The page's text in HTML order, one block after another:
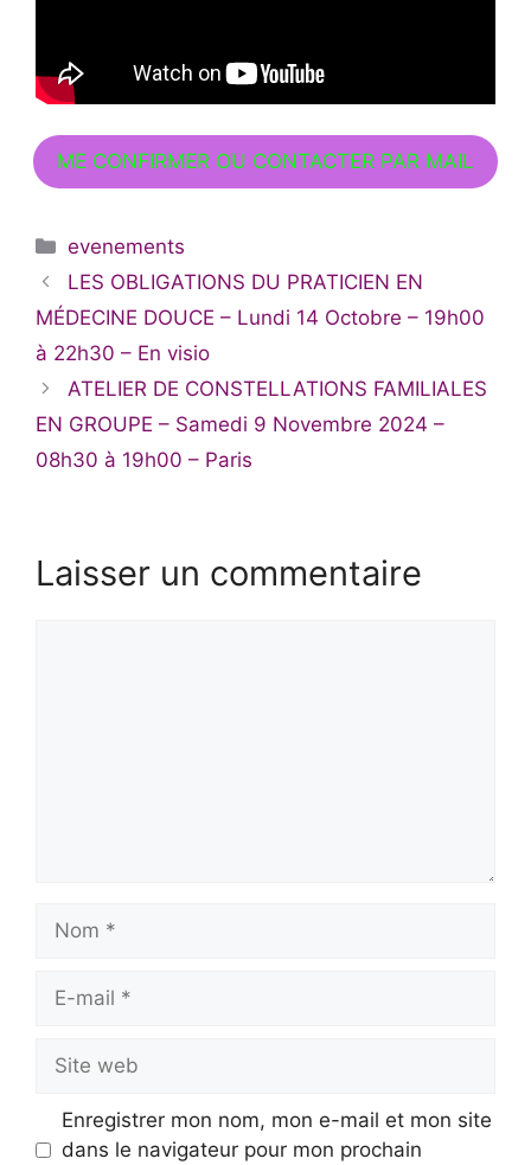
ME CONFIRMER OU CONTACTER PAR MAIL
Catégories
evenements
LES OBLIGATIONS DU PRATICIEN EN
MÉDECINE DOUCE – Lundi 14 Octobre – 19h00
à 22h30 – En visio
ATELIER DE CONSTELLATIONS FAMILIALES
EN GROUPE – Samedi 9 Novembre 2024 –
08h30 à 19h00 – Paris
Laisser un commentaire
mail
web
Enregistrer mon nom, mon e-mail et mon site
dans le navigateur pour mon prochain